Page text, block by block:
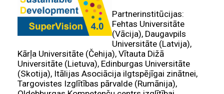
Partnerinstitūcijas:
Fehtas Universitāte
(Vācija), Daugavpils
Universitāte (Latvija),
Kārļa Universitāte (Čehija), Vītauta Dižā
Universitāte (Lietuva), Edinburgas Universitāte
(Skotija), Itālijas Asociācija ilgtspējīgai zinātnei,
Targovistes Izglītības pārvalde (Rumānija),